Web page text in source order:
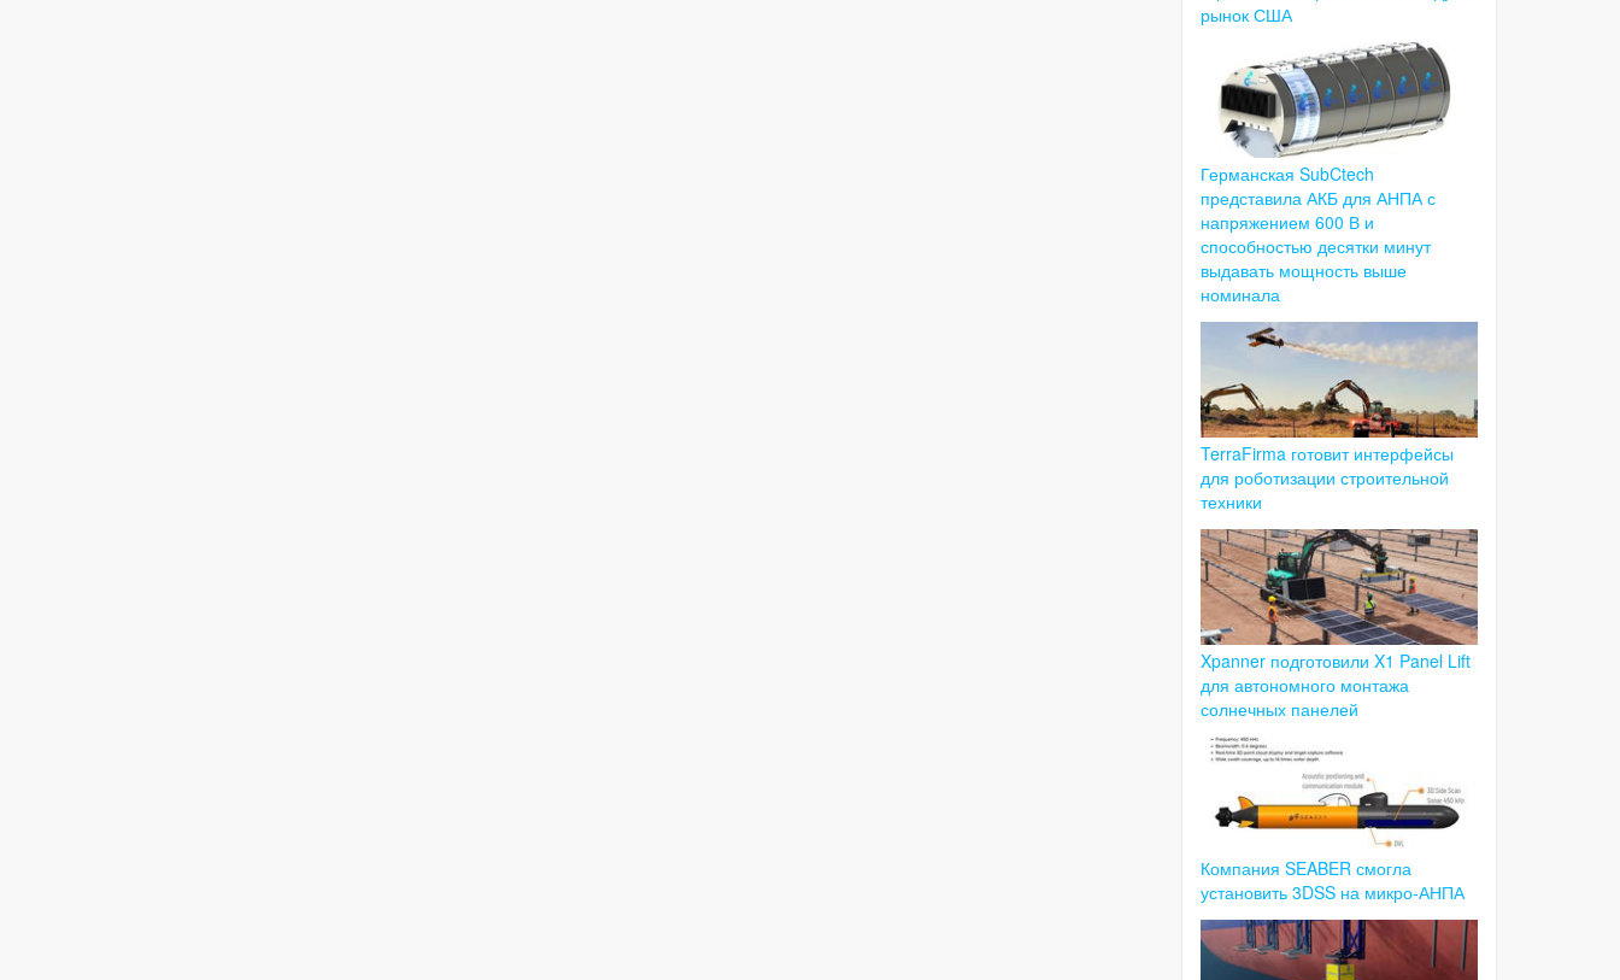
рынок США
Германская SubCtech
представила АКБ для АНПА с
напряжением 600 В и
способностью десятки минут
выдавать мощность выше
номинала
TerraFirma готовит интерфейсы
для роботизации строительной
техники
Xpanner подготовили X1 Panel Lift
для автономного монтажа
солнечных панелей
Компания SEABER смогла
установить 3DSS на микро-АНПА